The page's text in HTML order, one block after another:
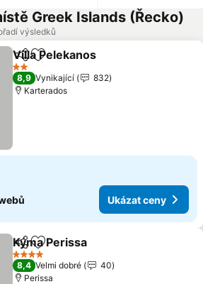
Greek Islands (Řecko)
výsledků
SdíletPřidat na seznam oblíbených
Villa Pelekanos
2 Počet hvězdiček
8,9 Vynikající
832
Karterados
Ukázat ceny
SdíletPřidat na seznam oblíbených
Kýma Perissa
4 Počet hvězdiček
8,4 Velmi dobré
40
Perissa